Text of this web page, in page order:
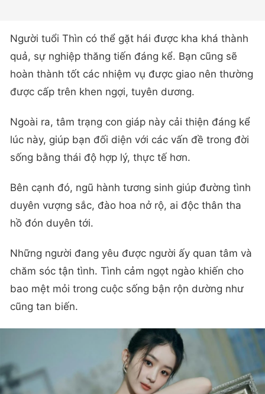
Người tuổi Thìn có thể gặt hái được kha khá thành
quả, sự nghiệp thăng tiến đáng kể. Bạn cũng sẽ
hoàn thành tốt các nhiệm vụ được giao nên thường
được cấp trên khen ngợi, tuyên dương.
Ngoài ra, tâm trạng con giáp này cải thiện đáng kể
lúc này, giúp bạn đối diện với các vấn đề trong đời
sống bằng thái độ hợp lý, thực tế hơn.
Bên cạnh đó, ngũ hành tương sinh giúp đường tình
duyên vượng sắc, đào hoa nở rộ, ai độc thân tha
hồ đón duyên tới.
Những người đang yêu được người ấy quan tâm và
chăm sóc tận tình. Tình cảm ngọt ngào khiến cho
bao mệt mỏi trong cuộc sống bận rộn dường như
cũng tan biến.